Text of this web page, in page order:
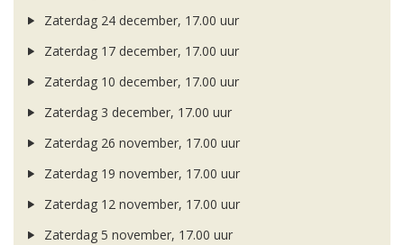
Zaterdag 24 december, 17.00 uur
Zaterdag 17 december, 17.00 uur
Zaterdag 10 december, 17.00 uur
Zaterdag 3 december, 17.00 uur
Zaterdag 26 november, 17.00 uur
Zaterdag 19 november, 17.00 uur
Zaterdag 12 november, 17.00 uur
Zaterdag 5 november, 17.00 uur